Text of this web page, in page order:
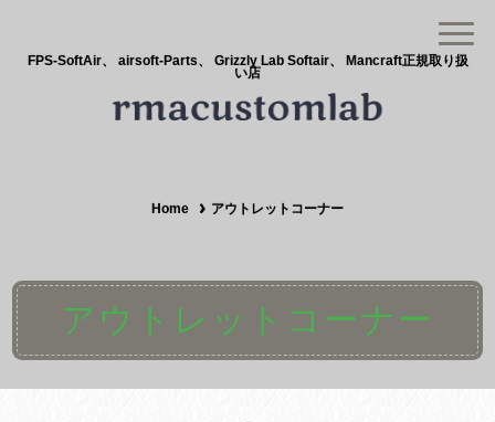
FPS-SoftAir、 airsoft-Parts、 Grizzly Lab Softair、 Mancraft正規取り扱
い店
Home アウトレットコーナー
アウトレットコーナー